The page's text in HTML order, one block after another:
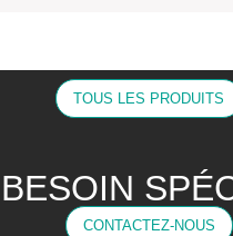
TOUS LES PRODUITS
CONTACTEZ-NOUS